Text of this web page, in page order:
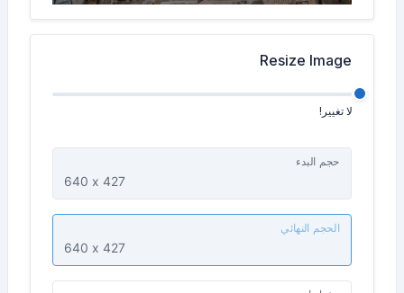
Resize Image
لا تغيير!
حجم البدء
الحجم النهائي